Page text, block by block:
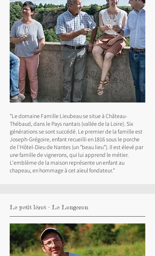
"Le domaine Famille Lieubeau se situe à Château-
Thébaud, dans le Pays nantais (vallée de la Loire). Six
générations se sont succédé. Le premier de la famille est
Joseph-Grégoire, enfant recueilli en 1816 sous le porche
de l'Hôtel-Dieu de Nantes (un "beau lieu"). Il est élevé par
une famille de vignerons, qui lui apprend le métier.
L'emblème de la maison représente un enfant au
chapeau, en hommage à cet aïeul fondateur."
Le petit lérot - Le Longeron